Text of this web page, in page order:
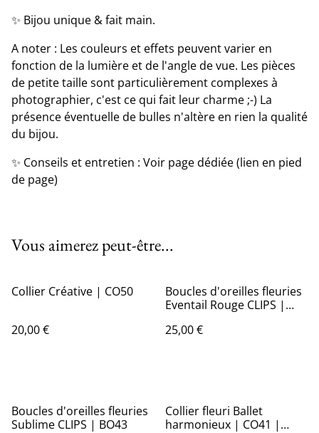
✨ Bijou unique & fait main.
A noter : Les couleurs et effets peuvent varier en
fonction de la lumière et de l'angle de vue. Les pièces
de petite taille sont particulièrement complexes à
photographier, c'est ce qui fait leur charme ;-) La
présence éventuelle de bulles n'altère en rien la qualité
du bijou.
✨ Conseils et entretien : Voir page dédiée (lien en pied
de page)
Vous aimerez peut-être...
Collier Créative | CO50
20,00 €
Boucles d'oreilles fleuries
Eventail Rouge CLIPS |
25,00 €
Boucles d'oreilles fleuries
Sublime CLIPS | BO43
Collier fleuri Ballet
harmonieux | CO41 |